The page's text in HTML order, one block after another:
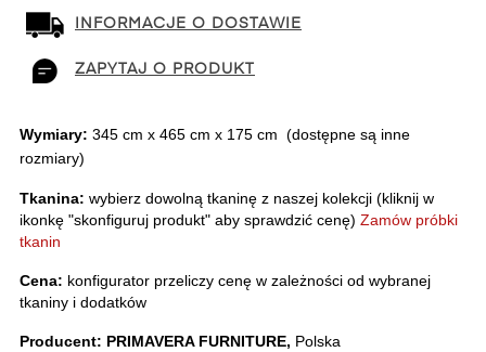
INFORMACJE O DOSTAWIE
ZAPYTAJ O PRODUKT
Wymiary: 345 cm x 465 cm x 175 cm  (dostępne są inne
rozmiary)
Tkanina: wybierz dowolną tkaninę z naszej kolekcji (kliknij w
ikonkę "skonfiguruj produkt" aby sprawdzić cenę) Zamów próbki
tkanin
Cena: konfigurator przeliczy cenę w zależności od wybranej
tkaniny i dodatków
Producent: PRIMAVERA FURNITURE, Polska